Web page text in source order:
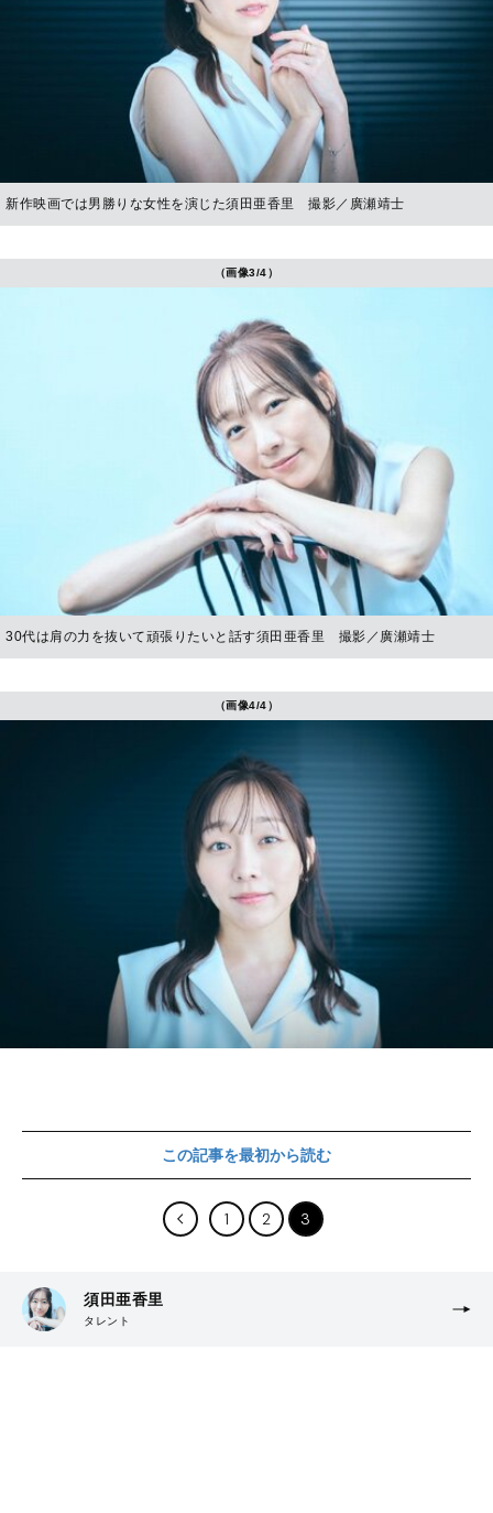
新作映画では男勝りな女性を演じた須田亜香里 撮影／廣瀬靖士
（画像3/4）
30代は肩の力を抜いて頑張りたいと話す須田亜香里 撮影／廣瀬靖士
（画像4/4）
この記事を最初から読む
1 2 3
須田亜香里
タレント